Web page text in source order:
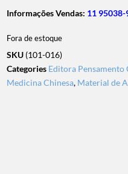
Informações Vendas: 11 95038-
Fora de estoque
SKU (101-016)
Categories Editora
Medicina Chinesa, Material de